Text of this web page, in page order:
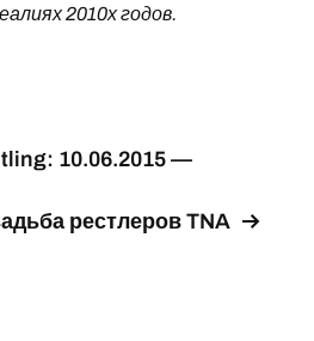
2010х годов.
10.06.2015 —
рестлеров TNA